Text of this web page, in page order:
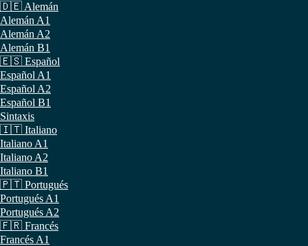
🇩🇪 Alemán
Alemán A1
Alemán A2
Alemán B1
🇪🇸 Español
Español A1
Español A2
Español B1
Sintaxis
🇮🇹 Italiano
Italiano A1
Italiano A2
Italiano B1
🇵🇹 Portugués
Portugués A1
Portugués A2
🇫🇷 Francés
Francés A1